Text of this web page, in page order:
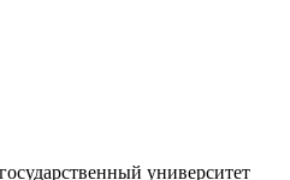
университет